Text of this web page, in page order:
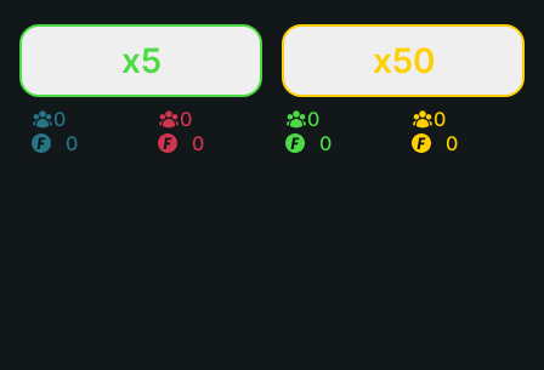
x5 x50
0
0
0
0
0
0
0
0